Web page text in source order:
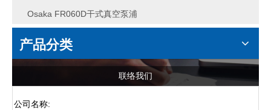
Osaka FR060D干式真空泵浦
产品分类
联络我们
公司名称: